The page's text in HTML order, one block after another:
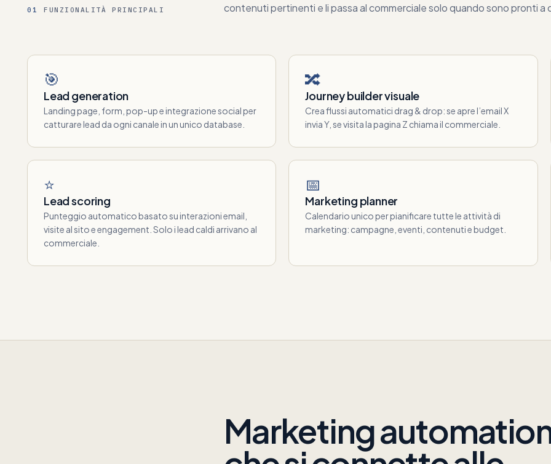
01 FUNZIONALITÀ PRINCIPALI
contenuti pertinenti e li passa al commerciale solo quando sono pronti a
🎯
Lead generation
Landing page, form, pop-up e integrazione social per
catturare lead da ogni canale in un unico database.
🔀
Journey builder visuale
Crea flussi automatici drag & drop: se apre l’email X
invia Y, se visita la pagina Z chiama il commerciale.
⭐
Lead scoring
Punteggio automatico basato su interazioni email,
visite al sito e engagement. Solo i lead caldi arrivano al
commerciale.
📅
Marketing planner
Calendario unico per pianificare tutte le attività di
marketing: campagne, eventi, contenuti e budget.
Marketing